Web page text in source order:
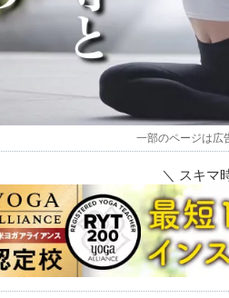
一部のページは広
＼ スキマ